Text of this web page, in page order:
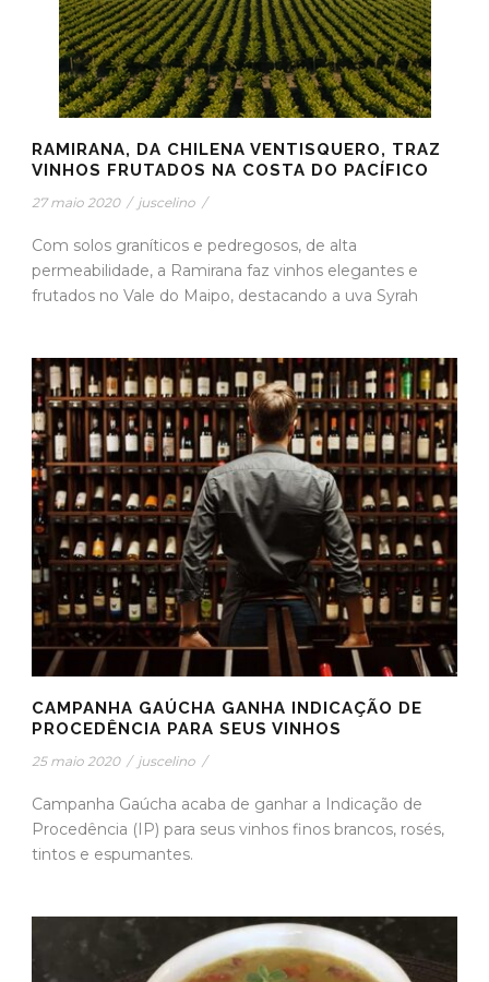
RAMIRANA, DA CHILENA VENTISQUERO, TRAZ
VINHOS FRUTADOS NA COSTA DO PACÍFICO
27 maio 2020 / juscelino /
Com solos graníticos e pedregosos, de alta
permeabilidade, a Ramirana faz vinhos elegantes e
frutados no Vale do Maipo, destacando a uva Syrah
CAMPANHA GAÚCHA GANHA INDICAÇÃO DE
PROCEDÊNCIA PARA SEUS VINHOS
25 maio 2020 / juscelino /
Campanha Gaúcha acaba de ganhar a Indicação de
Procedência (IP) para seus vinhos finos brancos, rosés,
tintos e espumantes.